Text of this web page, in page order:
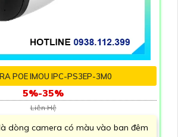
POE IMOU IPC-PS3EP-3M0
5%-35%
Liên Hệ
dòng camera có màu vào ban đêm